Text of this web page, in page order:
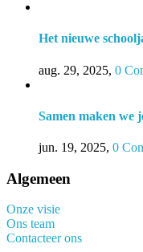
Het nieuwe
aug. 29, 2025, 0
Samen maken we
jun. 19, 2025, 0
Algemeen
Onze visie
Ons team
Contacteer ons